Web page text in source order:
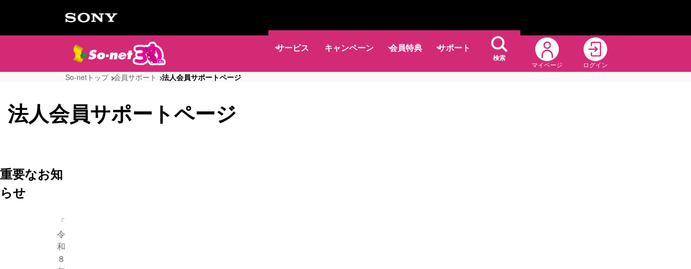
サービス キャンペーン 会員特典 サポート
検索
マイページ ログイン
So-netトップ 会員サポート 法人会員サポートページ
法人会員サポートページ
重要なお知
らせ
「
令
和
８